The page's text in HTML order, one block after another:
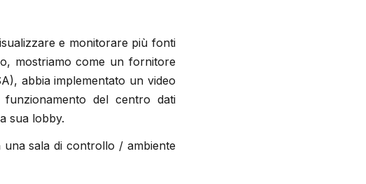
e monitorare più fonti
mostriamo come un fornitore
abbia implementato un video
del centro dati
sua lobby.
sala di controllo / ambiente